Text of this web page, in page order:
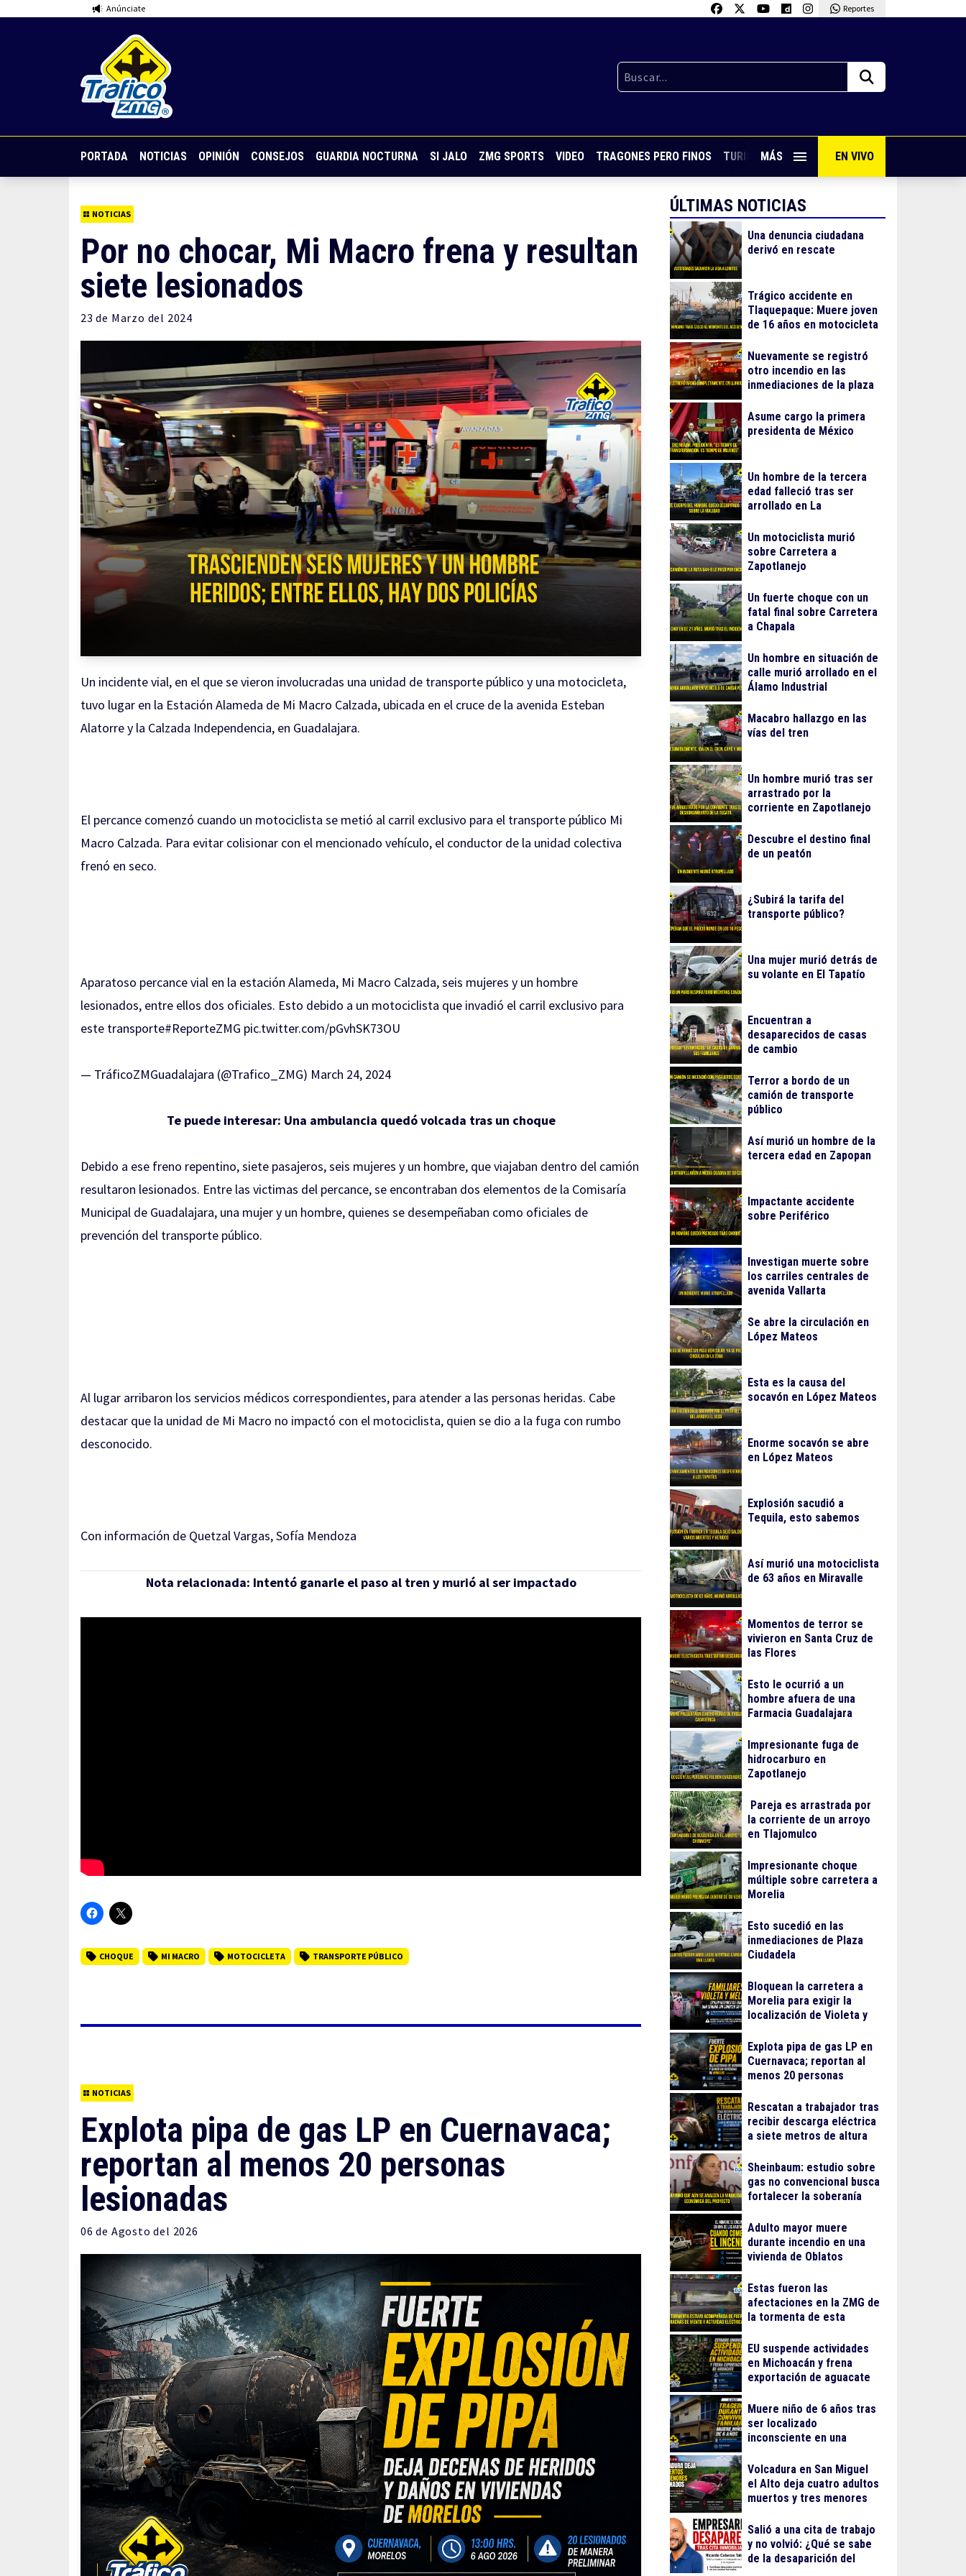
Anúnciate Reportes
PORTADA NOTICIAS OPINIÓN CONSEJOS GUARDIA NOCTURNA SI JALO ZMG SPORTS VIDEO TRAGONES PERO FINOS TURISMO CON SABOR VIVE PUERTO VALLARTA
MÁS EN VIVO
NOTICIAS
Por no chocar, Mi Macro frena y resultan
siete lesionados
23 de Marzo del 2024
Un incidente vial, en el que se vieron involucradas una unidad de transporte público y una motocicleta,
tuvo lugar en la Estación Alameda de Mi Macro Calzada, ubicada en el cruce de la avenida Esteban
Alatorre y la Calzada Independencia, en Guadalajara.
El percance comenzó cuando un motociclista se metió al carril exclusivo para el transporte público Mi
Macro Calzada. Para evitar colisionar con el mencionado vehículo, el conductor de la unidad colectiva
frenó en seco.
Aparatoso percance vial en la estación Alameda, Mi Macro Calzada, seis mujeres y un hombre
lesionados, entre ellos dos oficiales. Esto debido a un motociclista que invadió el carril exclusivo para
este transporte#ReporteZMG pic.twitter.com/pGvhSK73OU
— TráficoZMGuadalajara (@Trafico_ZMG) March 24, 2024
Te puede interesar: Una ambulancia quedó volcada tras un choque
Debido a ese freno repentino, siete pasajeros, seis mujeres y un hombre, que viajaban dentro del camión
resultaron lesionados. Entre las victimas del percance, se encontraban dos elementos de la Comisaría
Municipal de Guadalajara, una mujer y un hombre, quienes se desempeñaban como oficiales de
prevención del transporte público.
Al lugar arribaron los servicios médicos correspondientes, para atender a las personas heridas. Cabe
destacar que la unidad de Mi Macro no impactó con el motociclista, quien se dio a la fuga con rumbo
desconocido.
Con información de Quetzal Vargas, Sofía Mendoza
Nota relacionada: Intentó ganarle el paso al tren y murió al ser impactado
CHOQUE MI MACRO MOTOCICLETA TRANSPORTE PÚBLICO
NOTICIAS
Explota pipa de gas LP en Cuernavaca;
reportan al menos 20 personas
lesionadas
06 de Agosto del 2026
ÚLTIMAS NOTICIAS
Una denuncia ciudadana
derivó en rescate
Trágico accidente en
Tlaquepaque: Muere joven
de 16 años en motocicleta
Nuevamente se registró
otro incendio en las
inmediaciones de la plaza
Asume cargo la primera
presidenta de México
Un hombre de la tercera
edad falleció tras ser
arrollado en La
Un motociclista murió
sobre Carretera a
Zapotlanejo
Un fuerte choque con un
fatal final sobre Carretera
a Chapala
Un hombre en situación de
calle murió arrollado en el
Álamo Industrial
Macabro hallazgo en las
vías del tren
Un hombre murió tras ser
arrastrado por la
corriente en Zapotlanejo
Descubre el destino final
de un peatón
¿Subirá la tarifa del
transporte público?
Una mujer murió detrás de
su volante en El Tapatío
Encuentran a
desaparecidos de casas
de cambio
Terror a bordo de un
camión de transporte
público
Así murió un hombre de la
tercera edad en Zapopan
Impactante accidente
sobre Periférico
Investigan muerte sobre
los carriles centrales de
avenida Vallarta
Se abre la circulación en
López Mateos
Esta es la causa del
socavón en López Mateos
Enorme socavón se abre
en López Mateos
Explosión sacudió a
Tequila, esto sabemos
Así murió una motociclista
de 63 años en Miravalle
Momentos de terror se
vivieron en Santa Cruz de
las Flores
Esto le ocurrió a un
hombre afuera de una
Farmacia Guadalajara
Impresionante fuga de
hidrocarburo en
Zapotlanejo
Pareja es arrastrada por
la corriente de un arroyo
en Tlajomulco
Impresionante choque
múltiple sobre carretera a
Morelia
Esto sucedió en las
inmediaciones de Plaza
Ciudadela
Bloquean la carretera a
Morelia para exigir la
localización de Violeta y
Explota pipa de gas LP en
Cuernavaca; reportan al
menos 20 personas
Rescatan a trabajador tras
recibir descarga eléctrica
a siete metros de altura
Sheinbaum: estudio sobre
gas no convencional busca
fortalecer la soberanía
Adulto mayor muere
durante incendio en una
vivienda de Oblatos
Estas fueron las
afectaciones en la ZMG de
la tormenta de esta
EU suspende actividades
en Michoacán y frena
exportación de aguacate
Muere niño de 6 años tras
ser localizado
inconsciente en una
Volcadura en San Miguel
el Alto deja cuatro adultos
muertos y tres menores
Salió a una cita de trabajo
y no volvió: ¿Qué se sabe
de la desaparición del